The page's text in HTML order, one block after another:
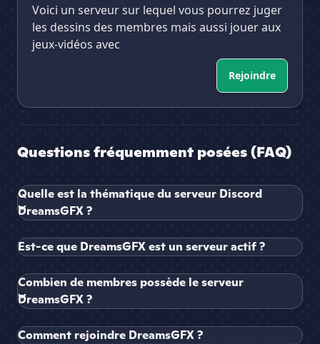
Voici un serveur sur lequel vous pourrez juger
les dessins des membres mais aussi jouer aux
jeux-vidéos avec
Rejoindre
Questions fréquemment posées (FAQ)
Quelle est la thématique du serveur Discord
DreamsGFX ?
Est-ce que DreamsGFX est un serveur actif ?
Combien de membres possède le serveur
DreamsGFX ?
Comment rejoindre DreamsGFX ?